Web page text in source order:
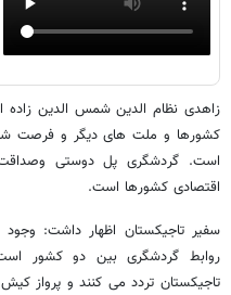
زاهدی نظام الدین شمس الدین
کشورها و ملت های دیگر و فرصت
است. گردشگری پل دوستی
اقتصادی کشورها است.
سفیر تاجیکستان اظهار داشت:
تاجیکستان تردد می کنند و پرواز